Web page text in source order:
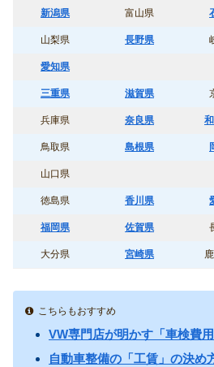
新潟県 富山県
山梨県 長野県
愛知県
三重県 滋賀県
兵庫県 奈良県
鳥取県 島根県
山口県
徳島県 香川県
福岡県 佐賀県
大分県 宮崎県
こちらもおすすめ
VW専門店が明かす「車検費用
自動車整備の「工賃」の決め